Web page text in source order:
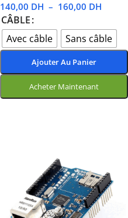
140,00 DH – 160,00 DH
CÂBLE
Avec câble
Sans câble
Ajouter Au Panier
Acheter Maintenant